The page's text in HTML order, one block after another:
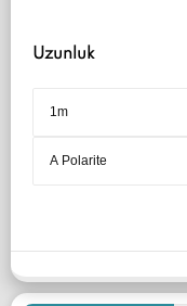
Uzunluk